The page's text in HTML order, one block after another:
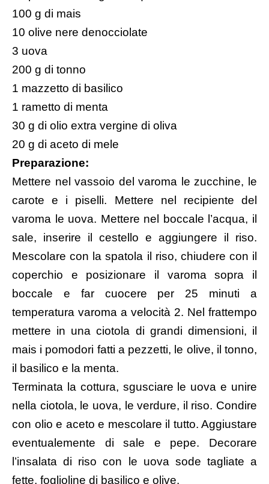
100 g di mais
10 olive nere denocciolate
3 uova
200 g di tonno
1 mazzetto di basilico
1 rametto di menta
30 g di olio extra vergine di oliva
20 g di aceto di mele
Preparazione:
Mettere nel vassoio del varoma le zucchine, le
carote e i piselli. Mettere nel recipiente del
varoma le uova. Mettere nel boccale l’acqua, il
sale, inserire il cestello e aggiungere il riso.
Mescolare con la spatola il riso, chiudere con il
coperchio e posizionare il varoma sopra il
boccale e far cuocere per 25 minuti a
temperatura varoma a velocità 2. Nel frattempo
mettere in una ciotola di grandi dimensioni, il
mais i pomodori fatti a pezzetti, le olive, il tonno,
il basilico e la menta.
Terminata la cottura, sgusciare le uova e unire
nella ciotola, le uova, le verdure, il riso. Condire
con olio e aceto e mescolare il tutto. Aggiustare
eventualemente di sale e pepe. Decorare
l’insalata di riso con le uova sode tagliate a
fette, foglioline di basilico e olive.